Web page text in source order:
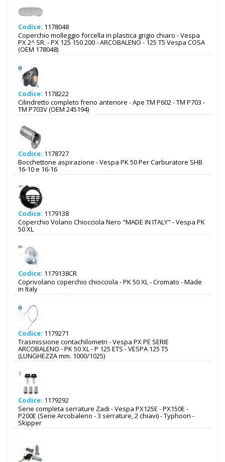
Codice: 1178048
Coperchio molleggio forcella in plastica grigio chiaro - Vespa
PX 2^ SR. - PX 125 150 200 - ARCOBALENO - 125 T5 Vespa COSA
(OEM 178048)
Codice: 1178222
Cilindretto completo freno anteriore - Ape TM P602 - TM P703 -
TM P703V (OEM 245194)
Codice: 1178727
Bocchettone aspirazione - Vespa PK 50 Per Carburatore SHB
16-10 e 16-16
Codice: 1179138
Coperchio Volano Chiocciola Nero "MADE IN ITALY" - Vespa PK
50 XL
Codice: 1179138CR
Coprivolano coperchio chiocciola - PK 50 XL - Cromato - Made
in Italy
Codice: 1179271
Trasmissione contachilometri - Vespa PX PE SERIE
ARCOBALENO - PK 50 XL - P 125 ETS - VESPA 125 T5
(LUNGHEZZA mm. 1000/1025)
Codice: 1179292
Serie completa serrature Zadi - Vespa PX125E - PX150E -
P200E (Serie Arcobaleno - 3 serrature, 2 chiavi) - Typhoon -
Skipper